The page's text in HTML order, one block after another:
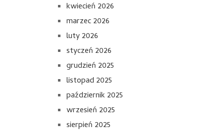
kwiecień 2026
marzec 2026
luty 2026
styczeń 2026
grudzień 2025
listopad 2025
październik 2025
wrzesień 2025
sierpień 2025